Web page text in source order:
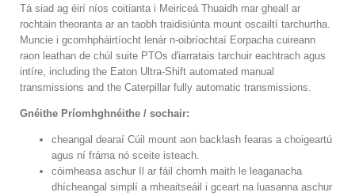
Tá siad ag éirí níos coitianta i Meiriceá Thuaidh mar gheall ar
rochtain theoranta ar an taobh traidisiúnta mount oscailtí tarchurtha.
Muncie i gcomhpháirtíocht lenár n-oibríochtaí Eorpacha cuireann
raon leathan de chúl suite PTOs d'iarratais tarchuir eachtrach agus
intíre, including the Eaton Ultra-Shift automated manual
transmissions and the Caterpillar fully automatic transmissions.
Gnéithe Príomhghnéithe / sochair:
cheangal dearaí Cúil mount aon backlash fearas a choigeartú
agus ní fráma nó sceite isteach.
cóimheasa aschur Il ar fáil chomh maith le leaganacha
dhícheangal simplí a mheaitseáil i gceart na luasanna aschur